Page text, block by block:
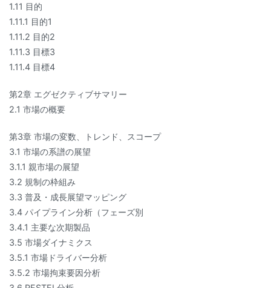
1.11 目的
1.11.1 目的1
1.11.2 目的2
1.11.3 目標3
1.11.4 目標4
第2章 エグゼクティブサマリー
2.1 市場の概要
第3章 市場の変数、トレンド、スコープ
3.1 市場の系譜の展望
3.1.1 親市場の展望
3.2 規制の枠組み
3.3 普及・成長展望マッピング
3.4 パイプライン分析（フェーズ別
3.4.1 主要な次期製品
3.5 市場ダイナミクス
3.5.1 市場ドライバー分析
3.5.2 市場拘束要因分析